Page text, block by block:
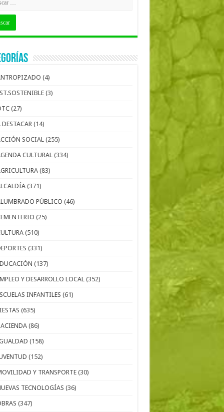
(4)
(3)
(27)
DESTACAR (14)
SOCIAL (255)
CULTURAL (334)
(83)
(371)
PÚBLICO (46)
(25)
(510)
(331)
(137)
Y DESARROLLO LOCAL (352)
INFANTILES (61)
(635)
(86)
(158)
(152)
Y TRANSPORTE (30)
TECNOLOGÍAS (36)
(347)